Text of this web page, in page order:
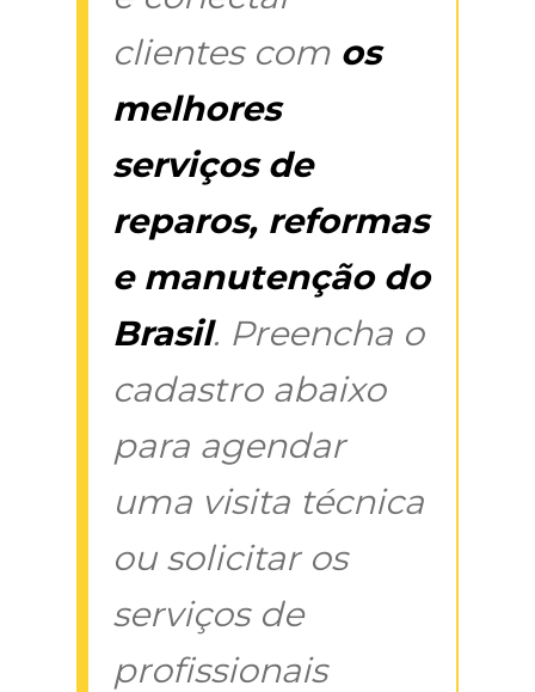
clientes com os
melhores
serviços de
reparos, reformas
e manutenção do
Brasil. Preencha o
cadastro abaixo
para agendar
uma visita técnica
ou solicitar os
serviços de
profissionais